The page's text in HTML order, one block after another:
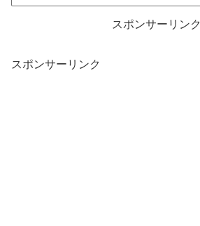
スポンサーリンク
スポンサーリンク